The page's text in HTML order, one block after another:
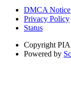
DMCA Notice
Privacy Policy
Status
Copyright
Powered by